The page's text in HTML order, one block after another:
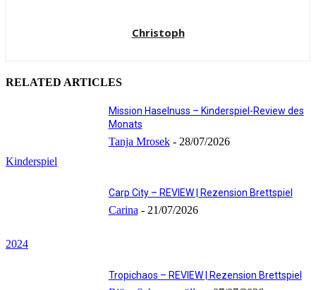
Christoph
RELATED ARTICLES
Kinderspiel
Mission Haselnuss – Kinderspiel-Review des
Monats
Tanja Mrosek - 28/07/2026
2024
Carp City – REVIEW | Rezension Brettspiel
Carina - 21/07/2026
Tropichaos – REVIEW | Rezension Brettspiel